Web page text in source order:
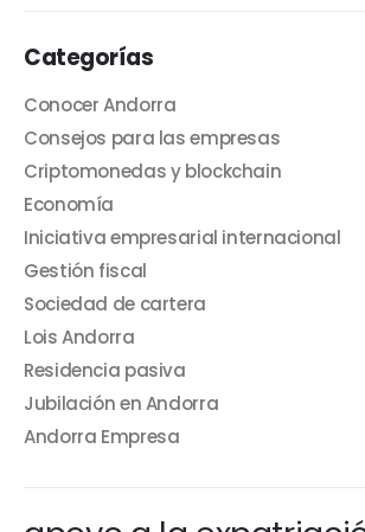
Categorías
Conocer Andorra
Consejos para las empresas
Criptomonedas y blockchain
Economía
Iniciativa empresarial internacional
Gestión fiscal
Sociedad de cartera
Lois Andorra
Residencia pasiva
Jubilación en Andorra
Andorra Empresa